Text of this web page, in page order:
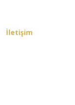
İletişim